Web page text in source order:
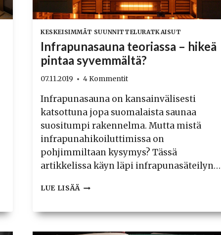
KESKEISIMMÄT SUUNNITTELURATKAISUT
Infrapunasauna teoriassa – hikeä
pintaa syvemmältä?
07.11.2019 4 Kommentit
Infrapunasauna on kansainvälisesti
katsottuna jopa suomalaista saunaa
suositumpi rakennelma. Mutta mistä
infrapunahikoiluttimissa on
pohjimmiltaan kysymys? Tässä
artikkelissa käyn läpi infrapunasäteilyn…
LUE LISÄÄ INFRAPUNASAUNA
HIKEÄ